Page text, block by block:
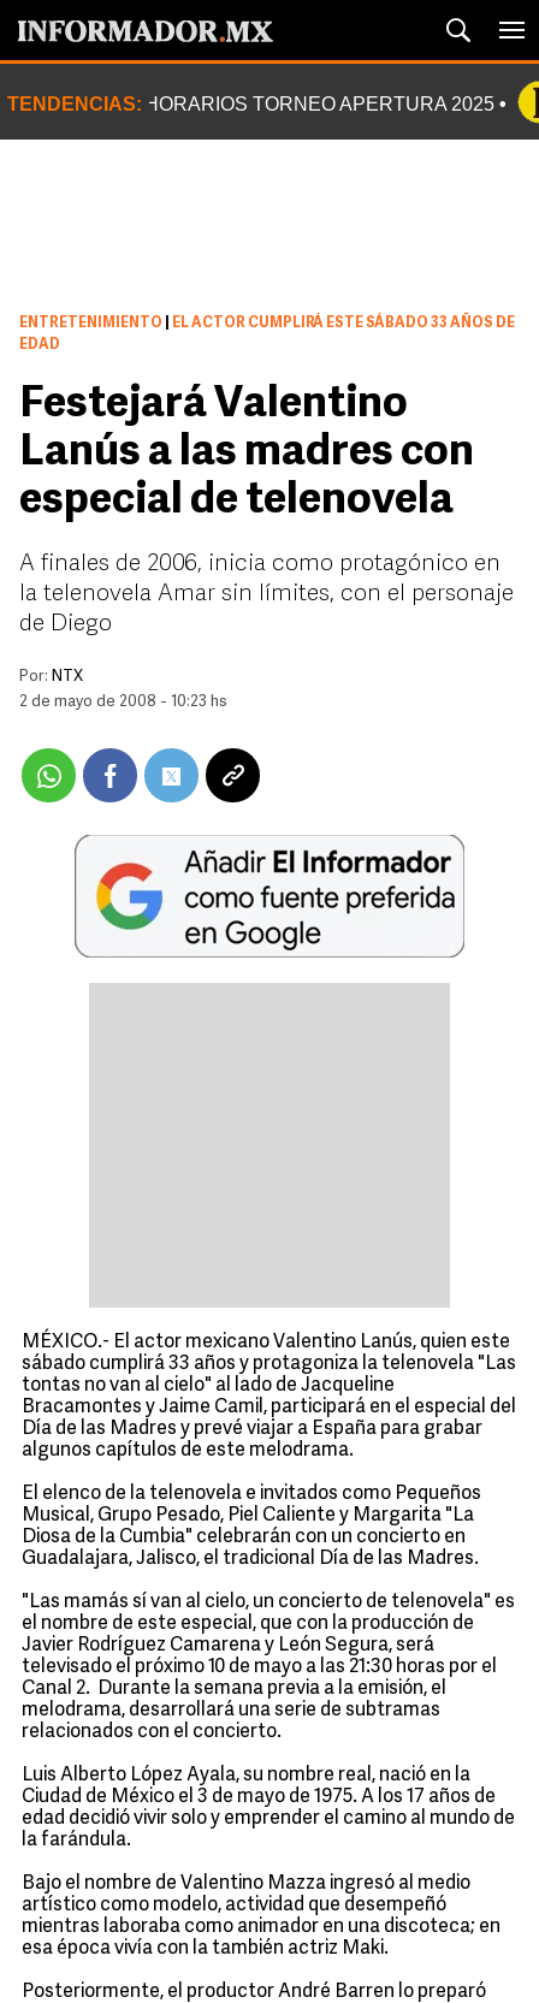
TENDENCIAS: HORARIOS TORNEO APERTURA 2025
ENTRETENIMIENTO
EL ACTOR CUMPLIRÁ ESTE SÁBADO 33 AÑOS DE
EDAD
Festejará Valentino
Lanús a las madres con
especial de telenovela
A finales de 2006, inicia como protagónico en
la telenovela Amar sin límites, con el personaje
de Diego
Por: NTX
2 de mayo de 2008 - 10:23 hs
MÉXICO.- El actor mexicano Valentino Lanús, quien este
sábado cumplirá 33 años y protagoniza la telenovela "Las
tontas no van al cielo" al lado de Jacqueline
Bracamontes y Jaime Camil, participará en el especial del
Día de las Madres y prevé viajar a España para grabar
algunos capítulos de este melodrama.
El elenco de la telenovela e invitados como Pequeños
Musical, Grupo Pesado, Piel Caliente y Margarita "La
Diosa de la Cumbia" celebrarán con un concierto en
Guadalajara, Jalisco, el tradicional Día de las Madres.
"Las mamás sí van al cielo, un concierto de telenovela" es
el nombre de este especial, que con la producción de
Javier Rodríguez Camarena y León Segura, será
televisado el próximo 10 de mayo a las 21:30 horas por el
Canal 2. Durante la semana previa a la emisión, el
melodrama, desarrollará una serie de subtramas
relacionados con el concierto.
Luis Alberto López Ayala, su nombre real, nació en la
Ciudad de México el 3 de mayo de 1975. A los 17 años de
edad decidió vivir solo y emprender el camino al mundo de
la farándula.
Bajo el nombre de Valentino Mazza ingresó al medio
artístico como modelo, actividad que desempeñó
mientras laboraba como animador en una discoteca; en
esa época vivía con la también actriz Maki.
Posteriormente, el productor André Barren lo preparó